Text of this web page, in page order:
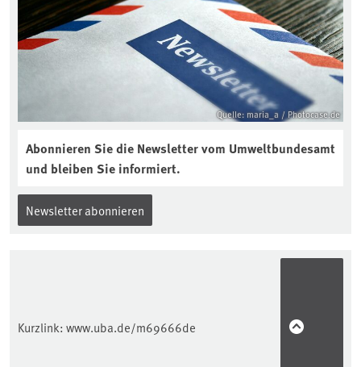
Quelle: maria_a / Photocase.de
Abonnieren Sie die Newsletter vom Umweltbundesamt
und bleiben Sie informiert.
Newsletter abonnieren
Kurzlink: www.uba.de/m69666de